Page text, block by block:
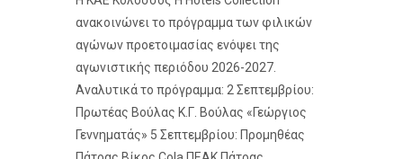
ανακοινώνει το πρόγραμμα των φιλικών
αγώνων προετοιμασίας ενόψει της
αγωνιστικής περιόδου 2026-2027.
Αναλυτικά το πρόγραμμα: 2 Σεπτεμβρίου:
Πρωτέας Βούλας Κ.Γ. Βούλας «Γεώργιος
Γεννηματάς» 5 Σεπτεμβρίου: Προμηθέας